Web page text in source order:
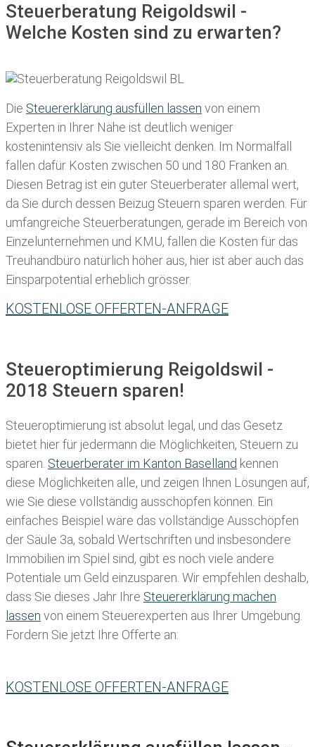
Steuerberatung Reigoldswil -
Welche Kosten sind zu erwarten?
Die Steuererklärung ausfüllen lassen von einem
Experten in Ihrer Nähe ist deutlich weniger
kostenintensiv als Sie vielleicht denken. Im Normalfall
fallen dafür Kosten zwischen 50 und 180 Franken an.
Diesen Betrag ist ein guter Steuerberater allemal wert,
da Sie durch dessen Beizug Steuern sparen werden. Für
umfangreiche Steuerberatungen, gerade im Bereich von
Einzelunternehmen und KMU, fallen die Kosten für das
Treuhandbüro natürlich höher aus, hier ist aber auch das
Einsparpotential erheblich grösser.
KOSTENLOSE OFFERTEN-ANFRAGE
Steueroptimierung Reigoldswil -
2018 Steuern sparen!
Steueroptimierung ist absolut legal, und das Gesetz
bietet hier für jedermann die Möglichkeiten, Steuern zu
sparen. Steuerberater im K anton Baselland kennen
diese Möglichkeiten alle, und zeigen Ihnen Lösungen auf,
wie Sie diese vollständig ausschöpfen können. Ein
einfaches Beispiel wäre das vollständige Ausschöpfen
der Säule 3a, sobald Wertschriften und insbesondere
Immobilien im Spiel sind, gibt es noch viele andere
Potentiale um Geld einzusparen. Wir empfehlen deshalb,
dass Sie dieses Jahr Ihre Steuererklärung machen
lassen von einem Steuerexperten aus Ihrer Umgebung.
Fordern Sie jetzt Ihre Offerte an:
KOSTENLOSE OFFERTEN-ANFRAGE